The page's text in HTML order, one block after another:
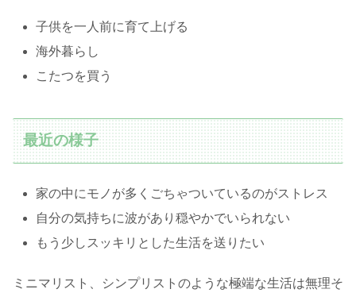
子供を一人前に育て上げる
海外暮らし
こたつを買う
最近の様子
家の中にモノが多くごちゃついているのがストレス
自分の気持ちに波があり穏やかでいられない
もう少しスッキリとした生活を送りたい
ミニマリスト、シンプリストのような極端な生活は無理そ